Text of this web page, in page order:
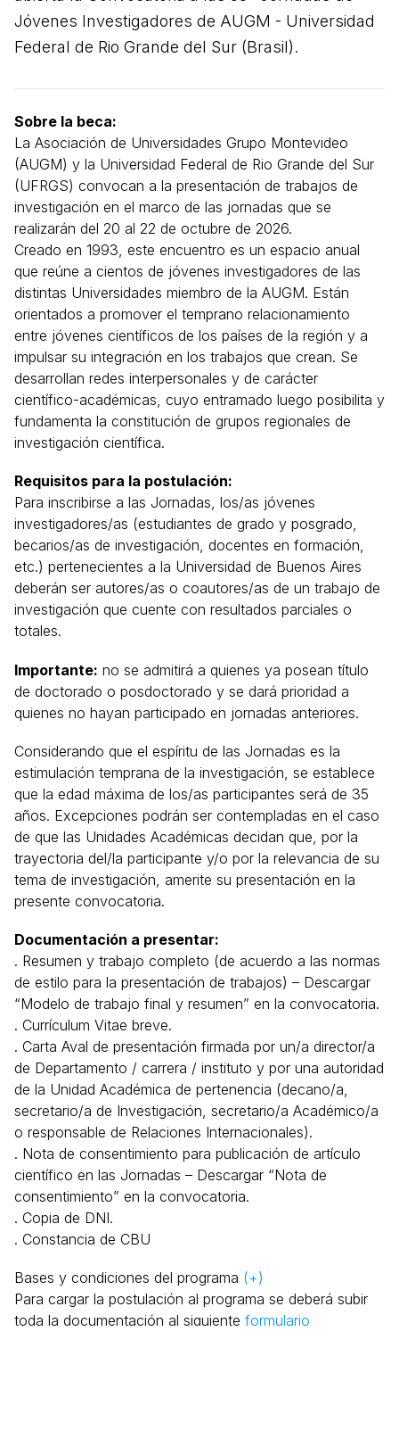
Jóvenes Investigadores de AUGM - Universidad
Federal de Rio Grande del Sur (Brasil).
Sobre la beca:
La Asociación de Universidades Grupo Montevideo
(AUGM) y la Universidad Federal de Rio Grande del Sur
(UFRGS) convocan a la presentación de trabajos de
investigación en el marco de las jornadas que se
realizarán del 20 al 22 de octubre de 2026.
Creado en 1993, este encuentro es un espacio anual
que reúne a cientos de jóvenes investigadores de las
distintas Universidades miembro de la AUGM. Están
orientados a promover el temprano relacionamiento
entre jóvenes científicos de los países de la región y a
impulsar su integración en los trabajos que crean. Se
desarrollan redes interpersonales y de carácter
científico-académicas, cuyo entramado luego posibilita y
fundamenta la constitución de grupos regionales de
investigación científica.
Requisitos para la postulación:
Para inscribirse a las Jornadas, los/as jóvenes
investigadores/as (estudiantes de grado y posgrado,
becarios/as de investigación, docentes en formación,
etc.) pertenecientes a la Universidad de Buenos Aires
deberán ser autores/as o coautores/as de un trabajo de
investigación que cuente con resultados parciales o
totales.
Importante: no se admitirá a quienes ya posean título
de doctorado o posdoctorado y se dará prioridad a
quienes no hayan participado en jornadas anteriores.
Considerando que el espíritu de las Jornadas es la
estimulación temprana de la investigación, se establece
que la edad máxima de los/as participantes será de 35
años. Excepciones podrán ser contempladas en el caso
de que las Unidades Académicas decidan que, por la
trayectoria del/la participante y/o por la relevancia de su
tema de investigación, amerite su presentación en la
presente convocatoria.
Documentación a presentar:
. Resumen y trabajo completo (de acuerdo a las normas
de estilo para la presentación de trabajos) – Descargar
“Modelo de trabajo final y resumen” en la convocatoria.
. Currículum Vitae breve.
. Carta Aval de presentación firmada por un/a director/a
de Departamento / carrera / instituto y por una autoridad
de la Unidad Académica de pertenencia (decano/a,
secretario/a de Investigación, secretario/a Académico/a
o responsable de Relaciones Internacionales).
. Nota de consentimiento para publicación de artículo
científico en las Jornadas – Descargar “Nota de
consentimiento” en la convocatoria.
. Copia de DNI.
. Constancia de CBU
Bases y condiciones del programa (+)
Para cargar la postulación al programa se deberá subir
toda la documentación al siguiente formulario